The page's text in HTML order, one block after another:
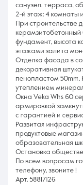
санузeл, тeрpаcа,
2-й этаж: 4 комнаты
При строительстве
керамзитобетонный
фундамент, высота
этажами залита
Отделка фасада в
декоративная
пенопластом 50mm.
утеплением
Окна Veka Whs 60
армировкой
с гарантией и
Развитая
продуктовые
образовательная
Остановка
По всем вопросам
телефону, звоните !
Арт. 58817126